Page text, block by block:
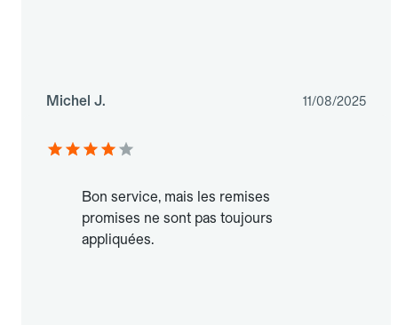
Michel J. 11/08/2025
Bon service, mais les remises
promises ne sont pas toujours
appliquées.